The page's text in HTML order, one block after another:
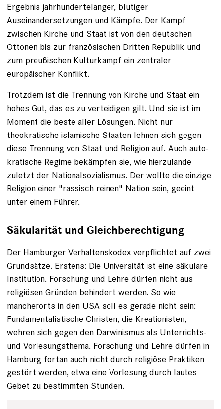
Ergebnis jahrhundertelanger, blutiger
Auseinandersetzungen und Kämpfe. Der Kampf
zwischen Kirche und Staat ist von den deutschen
Ottonen bis zur französischen Dritten Republik und
zum preußischen Kulturkampf ein zentraler
europäischer Konflikt.
Trotzdem ist die Trennung von ­Kirche und Staat ein
hohes Gut, das es zu verteidigen gilt. Und sie ist im
Moment die beste aller Lösungen. Nicht nur
theokratische islamische Staaten lehnen sich gegen
diese Trennung von Staat und Religion auf. Auch auto­
kratische Regime bekämpfen sie, wie hierzulande
zuletzt der National­sozialismus. Der wollte die einzige
Religion einer "rassisch reinen" Nation sein, geeint
unter einem Führer.
Säkularität und Gleichberechtigung
Der Hamburger Verhaltenskodex verpflichtet auf zwei
Grundsätze. Erstens: Die Universität ist eine säkulare
Institution. Forschung und Lehre dürfen nicht aus
religiösen Gründen behindert werden. So wie
mancherorts in den USA soll es gerade nicht sein:
Fundamentalistische Christen, die Kreationisten,
wehren sich gegen den Darwinismus als Unterrichts-
und Vorlesungsthema. Forschung und Lehre dürfen in
Hamburg fortan auch nicht durch religiöse Praktiken
gestört werden, etwa eine Vorlesung durch lautes
Gebet zu bestimmten Stunden.